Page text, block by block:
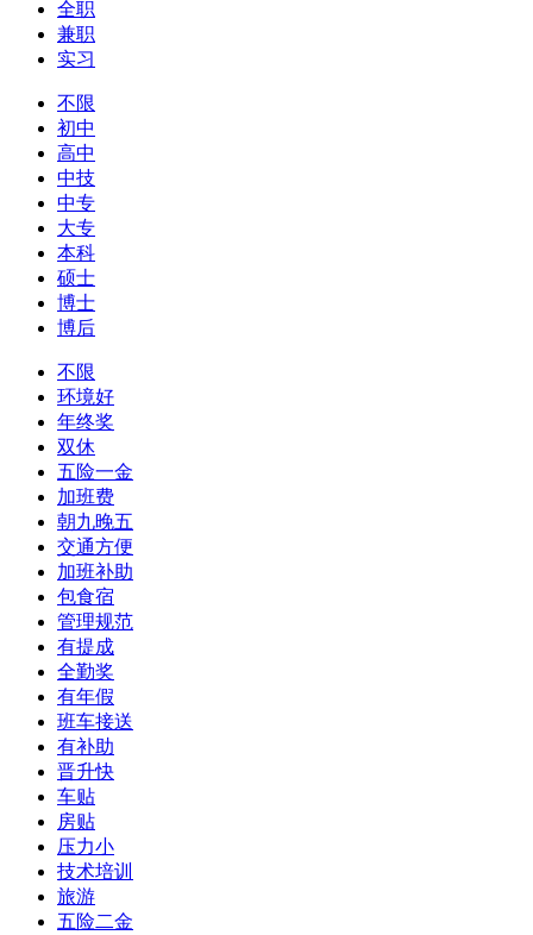
全职
兼职
实习
不限
初中
高中
中技
中专
大专
本科
硕士
博士
博后
不限
环境好
年终奖
双休
五险一金
加班费
朝九晚五
交通方便
加班补助
包食宿
管理规范
有提成
全勤奖
有年假
班车接送
有补助
晋升快
车贴
房贴
压力小
技术培训
旅游
五险二金